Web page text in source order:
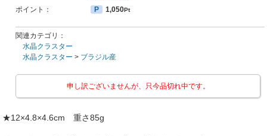
ポイント： P 1,050Pt
関連カテゴリ：
水晶クラスター
水晶クラスター > ブラジル産
申し訳ございませんが、只今品切れ中です。
★12×4.8×4.6cm 重さ85g